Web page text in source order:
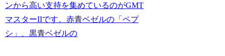
ンから高い支持を集めているのがGMT
マスターIIです。赤青ベゼルの「ペプ
シ」、黒青ベゼルの